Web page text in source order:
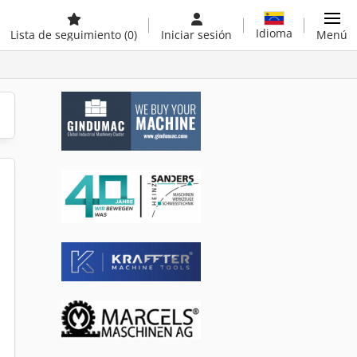
Lista de seguimiento (0) Iniciar sesión Idioma Menú